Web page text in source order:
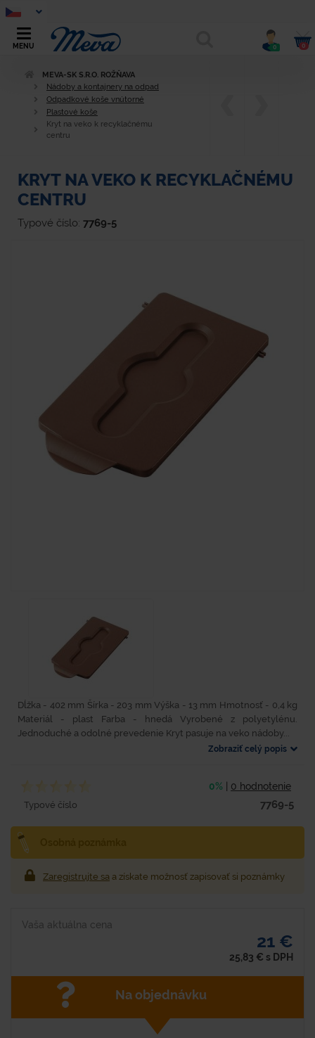
MENU 0 0
MEVA-SK S.R.O. ROŽŇAVA
Nádoby a kontajnery na odpad
Odpadkové koše vnútorné
Plastové koše
Kryt na veko k recyklačnému
centru
KRYT NA VEKO K RECYKLAČNÉMU
CENTRU
Typové číslo: 7769-5
Dĺžka - 402 mm Šírka - 203 mm Výška - 13 mm Hmotnosť - 0,4 kg
Materiál - plast Farba - hnedá Vyrobené z polyetylénu.
Jednoduché a odolné prevedenie Kryt pasuje na veko nádoby...
Zobraziť celý popis
0% 0 hodnotenie
Typové číslo 7769-5
Zaregistrujte sa a získate možnosť zapisovať si poznámky
Vaša aktuálna cena
21 €
25,83 € s DPH
Na objednávku